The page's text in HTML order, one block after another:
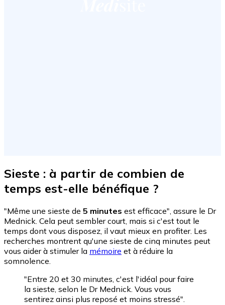
Sieste : à partir de combien de
temps est-elle bénéfique ?
"Même une sieste de 5 minutes est efficace", assure le Dr
Mednick. Cela peut sembler court, mais si c'est tout le
temps dont vous disposez, il vaut mieux en profiter. Les
recherches montrent qu'une sieste de cinq minutes peut
vous aider à stimuler la mémoire et à réduire la
somnolence.
"Entre 20 et 30 minutes, c'est l'idéal pour faire
la sieste, selon le Dr Mednick. Vous vous
sentirez ainsi plus reposé et moins stressé".